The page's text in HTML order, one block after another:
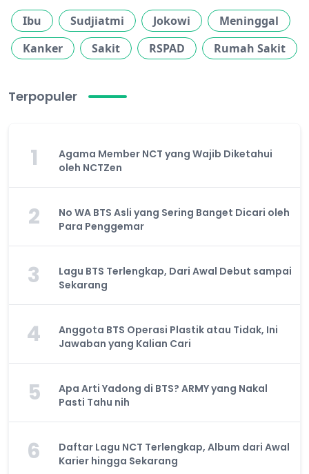
Ibu Sudjiatmi Jokowi
Meninggal
Kanker
Sakit RSPAD Rumah Sakit
Terpopuler
1
Agama Member NCT yang Wajib Diketahui
oleh NCTZen
2
No WA BTS Asli yang Sering Banget Dicari oleh
Para Penggemar
3
Lagu BTS Terlengkap, Dari Awal Debut sampai
Sekarang
4
Anggota BTS Operasi Plastik atau Tidak, Ini
Jawaban yang Kalian Cari
5
Apa Arti Yadong di BTS? ARMY yang Nakal
Pasti Tahu nih
6
Daftar Lagu NCT Terlengkap, Album dari Awal
Karier hingga Sekarang